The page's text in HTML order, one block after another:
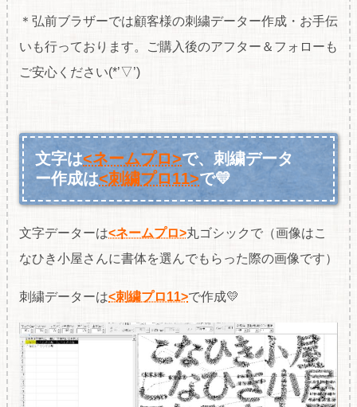
＊弘前ブラザーでは顧客様の刺繍データー作成・お手伝
いも行っております。ご購入後のアフター＆フォローも
ご安心ください(*’▽’)
文字は<ネームプロ>で、刺繍データ
ー作成は<刺繍プロ11>で💛
文字データーは<ネームプロ>丸ゴシックで（画像はこ
なひき小屋さんに書体を選んでもらった際の画像です）
刺繍データーは<刺繍プロ11>で作成💛